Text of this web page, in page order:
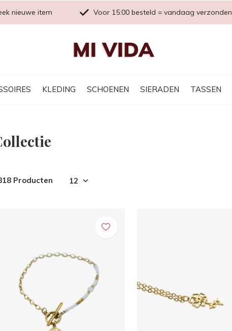
KLEDING SCHOENEN SIERADEN TASSEN
nieuwe item Voor 15:00 besteld = vandaag verzonden
Producten